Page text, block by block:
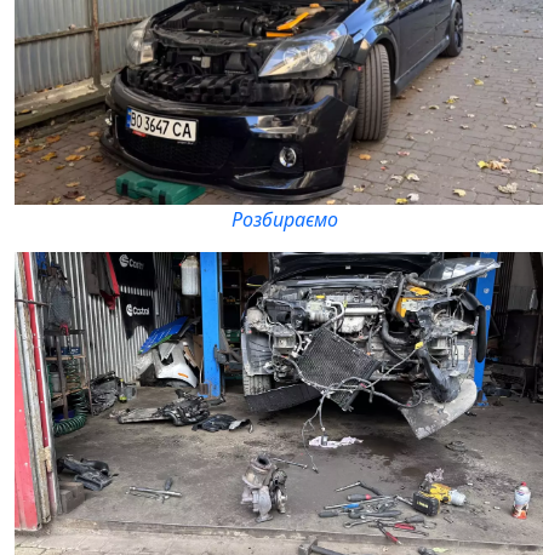
Розбираємо